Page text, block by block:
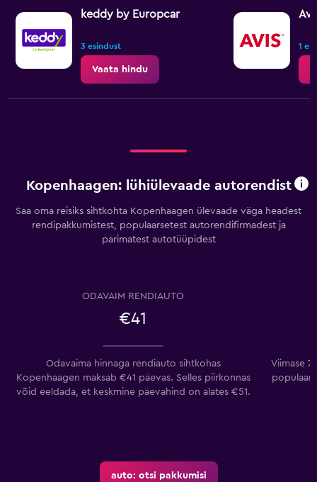
keddy by Europcar
3 esindust
Vaata hindu
1
Kopenhaagen: lühiülevaade autorendist
Saa oma reisiks sihtkohta Kopenhaagen ülevaade väga headest
rendipakkumistest, populaarsetest autorendifirmadest ja
parimatest autotüüpidest
ODAVAIM RENDIAUTO
€41
Odavaima hinnaga rendiauto sihtkohas
Kopenhaagen maksab €41 päevas. Selles piirkonnas
võid eeldada, et keskmine päevahind on alates €51.
Viimase
auto: otsi pakkumisi